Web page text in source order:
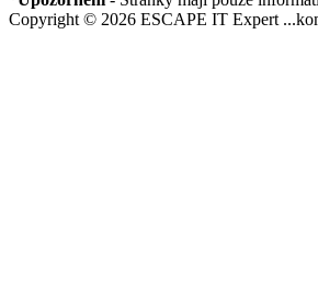
Copyright © 2026 ESCAPE IT Expert